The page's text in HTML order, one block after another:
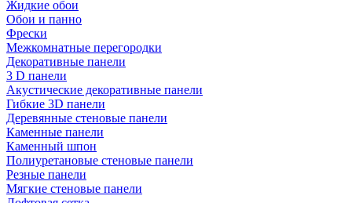
Жидкие обои
Обои и панно
Фрески
Межкомнатные перегородки
Декоративные панели
3 D панели
Акустические декоративные панели
Гибкие 3D панели
Деревянные стеновые панели
Каменные панели
Каменный шпон
Полиуретановые стеновые панели
Резные панели
Мягкие стеновые панели